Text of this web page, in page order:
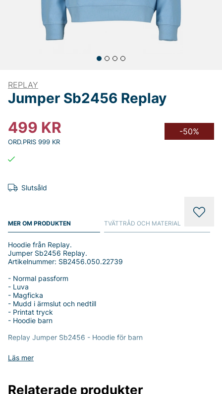
REPLAY
Jumper Sb2456 Replay
499 KR
ORD.PRIS 999 KR
-50%
Slutsåld
MER OM PRODUKTEN
Läs mer
Hoodie från Replay.
Jumper Sb2456 Replay.
Artikelnummer: SB2456.050.22739
- Normal passform
- Luva
- Magficka
- Mudd i ärmslut och nedtill
- Printat tryck
- Hoodie barn
Replay Jumper Sb2456 - Hoodie för barn
Gör varje dag till ett nytt äventyr med den stiliga och
funktionella Replay Jumper Sb2456! Denna hoodie är designad
TVÄTTRÅD OCH MATERIAL
Relaterade produkter